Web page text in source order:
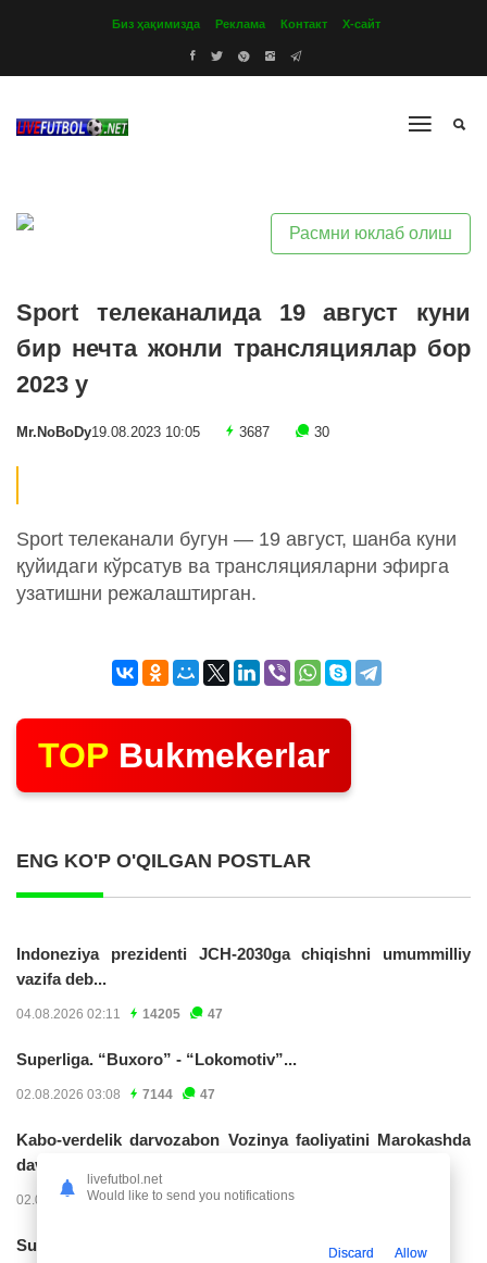
Биз ҳақимизда Реклама Контакт Х-сайт
Расмни юклаб олиш
Sport телеканалида 19 август куни
бир нечта жонли трансляциялар бор
2023 y
Mr.NoBoDy19.08.2023 10:05 3687 30
Sport телеканали бугун — 19 август, шанба куни
қуйидаги кўрсатув ва трансляцияларни эфирга
узатишни режалаштирган.
TOP Bukmekerlar
ENG KO'P O'QILGAN POSTLAR
Indoneziya prezidenti JCH-2030ga chiqishni umummilliy
vazifa deb...
04.08.2026 02:11 14205 47
Superliga. “Buxoro” - “Lokomotiv”...
02.08.2026 03:08 7144 47
Kabo-verdelik darvozabon Vozinya faoliyatini Marokashda
davom ettirishi...
02.08.2026 01:08 3888 47
Superliga. "Dinamo" – "Neftchi" (matnli...
livefutbol.net
Would like to send you notifications
Discard Allow